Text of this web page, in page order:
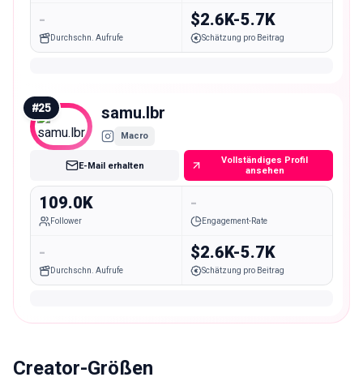
-
Durchschn. Aufrufe
$2.6K-5.7K
Schätzung pro Beitrag
#25 samu.lbr
Macro
E-Mail erhalten
Vollständiges Profil
ansehen
109.0K
Follower
-
Engagement-Rate
-
Durchschn. Aufrufe
$2.6K-5.7K
Schätzung pro Beitrag
Creator-Größen